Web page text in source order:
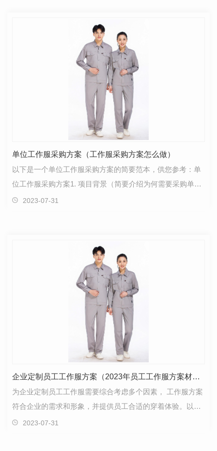
单位工作服采购方案（工作服采购方案怎么做）
以下是一个单位工作服采购方案的简要范本，供您参考：单
位工作服采购方案1. 项目背景（简要介绍为何需要采购单位
工作服，以及采购工作服的目标和意义）
2023-07-31
企业定制员工工作服方案（2023年员工工作服方案材质、规格及注意事项）
为企业定制员工工作服需要综合考虑多个因素， 工作服方案
符合企业的需求和形象，并提供员工合适的穿着体验。以下
是一些建议和步骤，可用作参考（后附工作服方案…
2023-07-31